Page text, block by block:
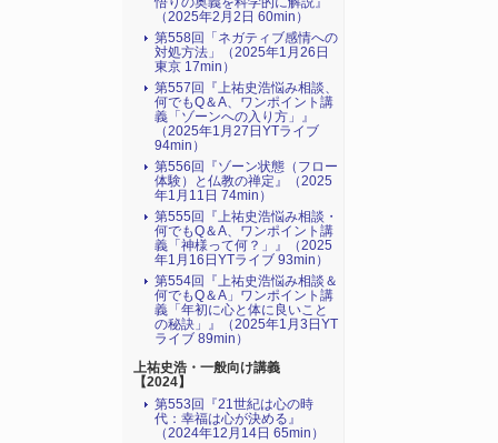
（2025年2月2日 60min）
第558回「ネガティブ感情への
対処方法」（2025年1月26日
東京 17min）
第557回『上祐史浩悩み相談、
何でもQ＆A、ワンポイント講
義「ゾーンへの入り方」』
（2025年1月27日YTライブ
94min）
第556回『ゾーン状態（フロー
体験）と仏教の禅定』（2025
年1月11日 74min）
第555回『上祐史浩悩み相談・
何でもQ＆A、ワンポイント講
義「神様って何？」』（2025
年1月16日YTライブ 93min）
第554回『上祐史浩悩み相談＆
何でもQ＆A」ワンポイント講
義「年初に心と体に良いこと
の秘訣」』（2025年1月3日YT
ライブ 89min）
上祐史浩・一般向け講義
【2024】
第553回『21世紀は心の時
代：幸福は心が決める』
（2024年12月14日 65min）